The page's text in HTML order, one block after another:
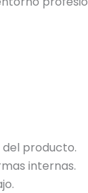
producto.
internas.